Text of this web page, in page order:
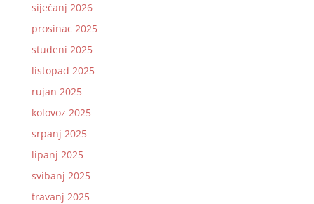
siječanj 2026
prosinac 2025
studeni 2025
listopad 2025
rujan 2025
kolovoz 2025
srpanj 2025
lipanj 2025
svibanj 2025
travanj 2025